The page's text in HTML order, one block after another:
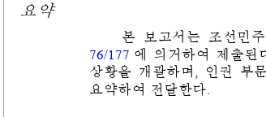
요약
본 보고서는 조선민
76/177 에 의거하여 제출된
상황을 개괄하며 인권 부문
요약하여 전달한다